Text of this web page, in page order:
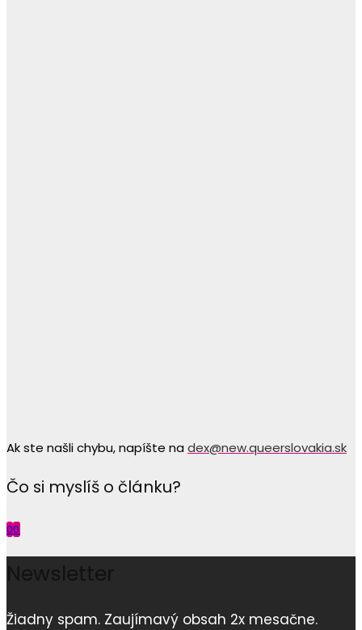
Ak ste našli chybu, napíšte na dex@new.queerslovakia.sk
Čo si myslíš o článku?
00
Žiadny spam. Zaujímavý obsah 2x mesačne.